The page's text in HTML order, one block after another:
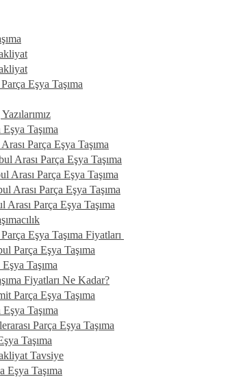
Eşya Taşıma
Taşıma
Parça Eşya Taşıma
Arası Parça Eşya Taşıma
Arası Parça Eşya Taşıma
Arası Parça Eşya Taşıma
Arası Parça Eşya Taşıma
Eşya Taşıma Fiyatları
Parça Eşya Taşıma
Taşıma
Fiyatları Ne Kadar?
Parça Eşya Taşıma
Taşıma
Parça Eşya Taşıma
Taşıma
Tavsiye
Eşya Taşıma